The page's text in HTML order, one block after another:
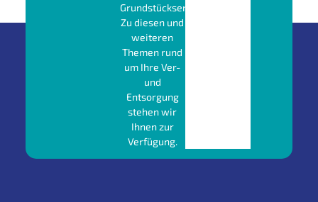
Grundstücksentwässerung?
Zu diesen und
weiteren
Themen rund
um Ihre Ver-
und
Entsorgung
stehen wir
Ihnen zur
Verfügung.